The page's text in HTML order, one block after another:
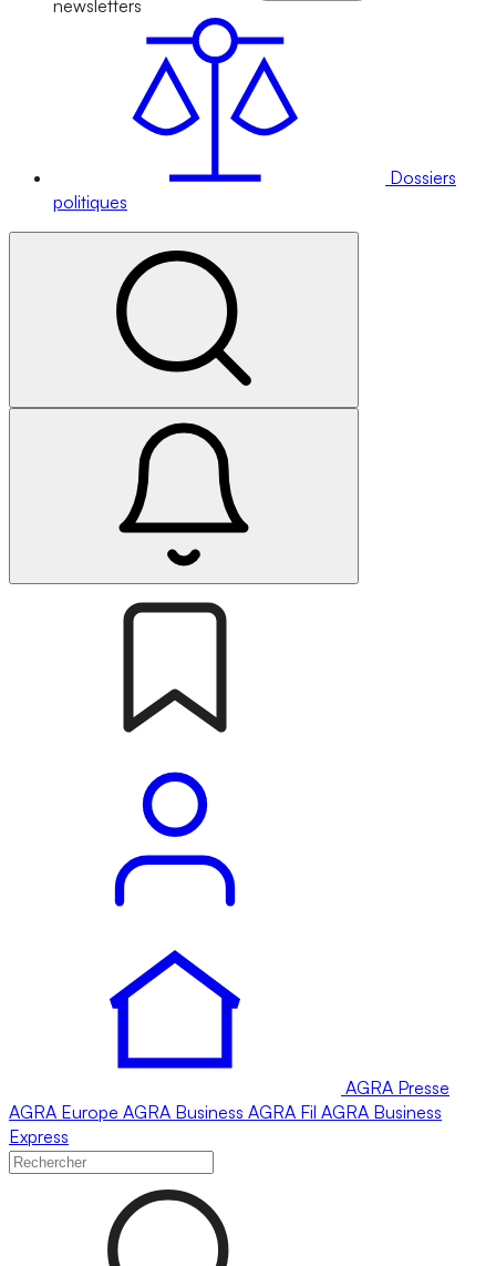
newsletters
Dossiers
politiques
AGRA Presse
AGRA Europe AGRA Business AGRA Fil AGRA Business
Express